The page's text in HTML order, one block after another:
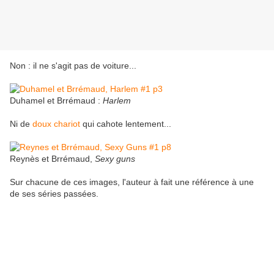
Non : il ne s'agit pas de voiture...
Duhamel et Brrémaud : Harlem
Ni de doux chariot qui cahote lentement...
Reynès et Brrémaud, Sexy guns
Sur chacune de ces images, l'auteur à fait une référence à une
de ses séries passées.